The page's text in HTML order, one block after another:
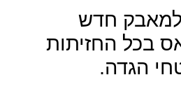
למאבק חדש
בכל החזיתות
הגדה.